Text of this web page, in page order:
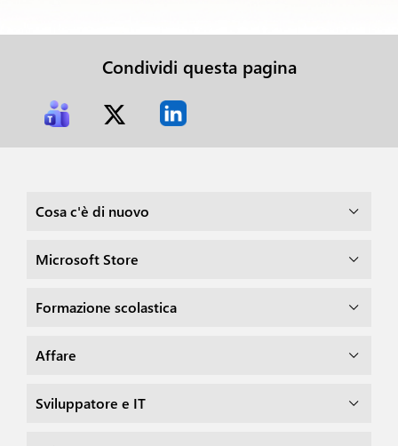
Condividi questa pagina
Cosa c'è di nuovo
Microsoft Store
Formazione scolastica
Affare
Sviluppatore e IT